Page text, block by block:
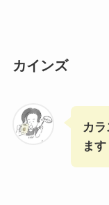
カインズ
カ
ます